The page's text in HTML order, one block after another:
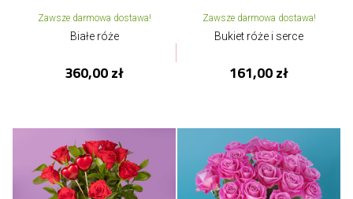
Zawsze darmowa dostawa!
Białe róże
360,00 zł
Zawsze darmowa dostawa!
Bukiet róże i serce
161,00 zł